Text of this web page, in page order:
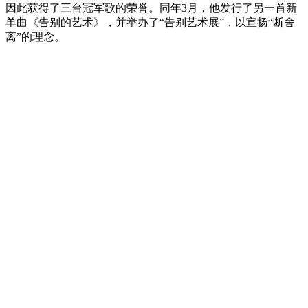
因此获得了三台冠军歌的荣誉。同年3月，他发行了另一首新
单曲《告别的艺术》，并举办了“告别艺术展”，以宣扬“断舍
离”的理念。